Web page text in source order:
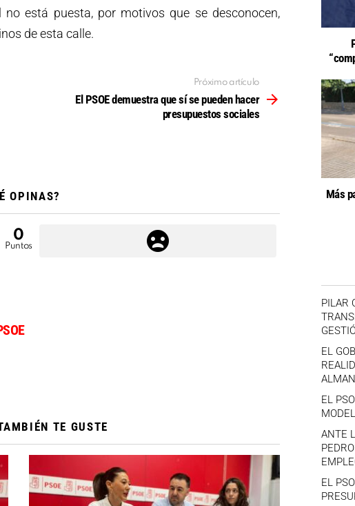
está puesta, por motivos que se desconocen,
de esta calle.
Próximo artículo
El PSOE demuestra que sí se pueden hacer
presupuestos sociales
OPINAS?
0
Puntos
TE GUSTE
Más
PILAR
EL
EL
ANTE
EL